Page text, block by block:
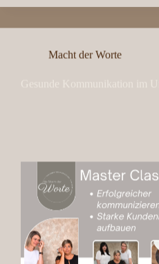
Macht der Worte
Gesunde Kommunikation im